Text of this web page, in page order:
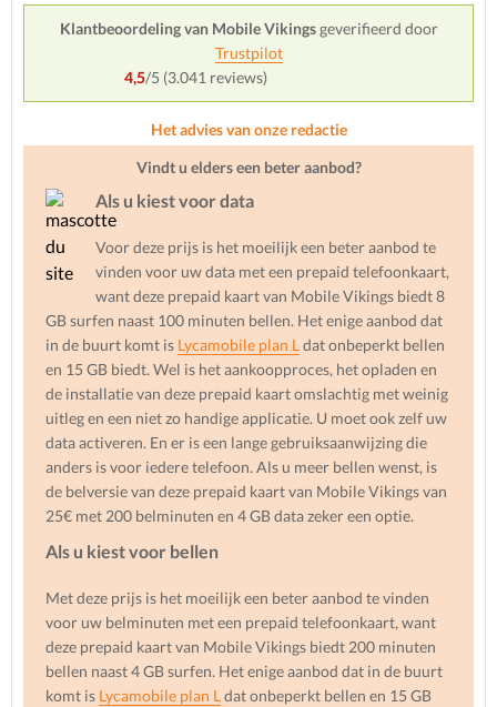
Klantbeoordeling van Mobile Vikingsgeverifieerd door
Trustpilot
4,5/5 (3.041 reviews)
Het advies van onze redactie
Vindt u elders een beter aanbod?
Als u kiest voor data
Voor deze prijs is het moeilijk een beter aanbod te
vinden voor uw data met een prepaid telefoonkaart,
want deze prepaid kaart van Mobile Vikings biedt 8
GB surfen naast 100 minuten bellen. Het enige aanbod dat
in de buurt komt is Lycamobile plan L dat onbeperkt bellen
en 15 GB biedt. Wel is het aankoopproces, het opladen en
de installatie van deze prepaid kaart omslachtig met weinig
uitleg en een niet zo handige applicatie. U moet ook zelf uw
data activeren. En er is een lange gebruiksaanwijzing die
anders is voor iedere telefoon. Als u meer bellen wenst, is
de belversie van deze prepaid kaart van Mobile Vikings van
25€ met 200 belminuten en 4 GB data zeker een optie.
Als u kiest voor bellen
Met deze prijs is het moeilijk een beter aanbod te vinden
voor uw belminuten met een prepaid telefoonkaart, want
deze prepaid kaart van Mobile Vikings biedt 200 minuten
bellen naast 4 GB surfen. Het enige aanbod dat in de buurt
komt is Lycamobile plan L dat onbeperkt bellen en 15 GB